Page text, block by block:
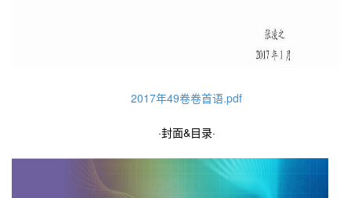
2017年49卷卷首语.pdf
·封面&目录·